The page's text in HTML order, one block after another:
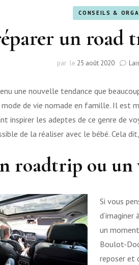
CONSEILS &
un road
par le 25 août 2020
une nouvelle tendance que
mode de vie nomade en famille. Il
inspirer les adeptes de ce genre de
de la réaliser avec le bébé. Cela
roadtrip ou un
Si vous
un
Boulot-
reposer et